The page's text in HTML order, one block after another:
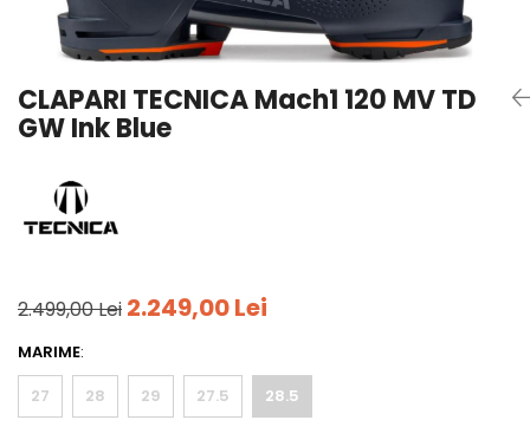
Pantaloni outdoor
Curele
Bustiere
Underwear
CLAPARI TECNICA Mach1 120 MV TD
GW Ink Blue
2.499,00 Lei 2.249,00 Lei
MARIME:
27
28 29 27.5 28.5